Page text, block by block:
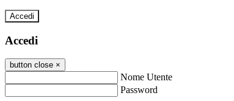
Accedi
Accedi
button close ×
Nome Utente
Password